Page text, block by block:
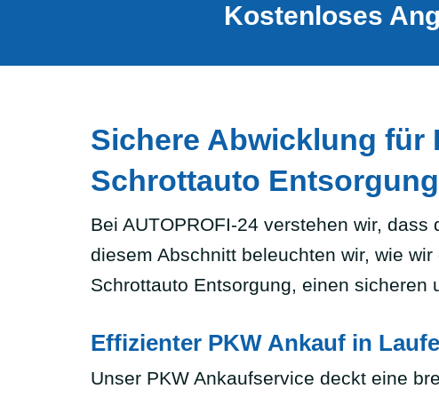
Kostenloses
Sichere Abwicklung für
Schrottauto Entsorgung
Bei AUTOPROFI-24 verstehen wir,
diesem Abschnitt beleuchten wir, wie
Schrottauto Entsorgung, einen sicheren
Effizienter PKW Ankauf in
Unser PKW Ankaufservice deckt eine